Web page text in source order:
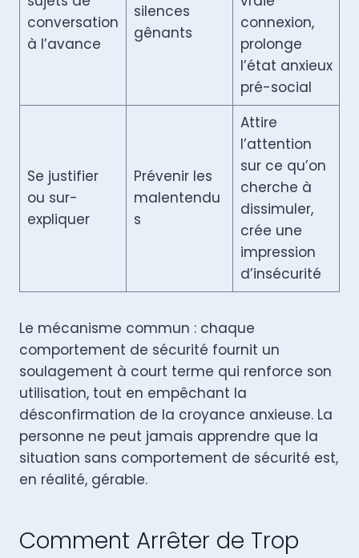
conversation
à l’avance
silences
gênants
connexion,
prolonge
l’état anxieux
pré-social
Se justifier
ou sur-
expliquer
Prévenir les
malentendu
s
Attire
l’attention
sur ce qu’on
cherche à
dissimuler,
crée une
impression
d’insécurité
Le mécanisme commun : chaque
comportement de sécurité fournit un
soulagement à court terme qui renforce son
utilisation, tout en empêchant la
désconfirmation de la croyance anxieuse. La
personne ne peut jamais apprendre que la
situation sans comportement de sécurité est,
en réalité, gérable.
Comment Arrêter de Trop